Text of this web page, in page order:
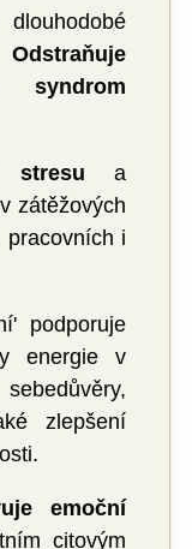
Odstraňuje
a
zátěžových
pracovních i
podporuje
energie v
zlepšení
emoční
citovým